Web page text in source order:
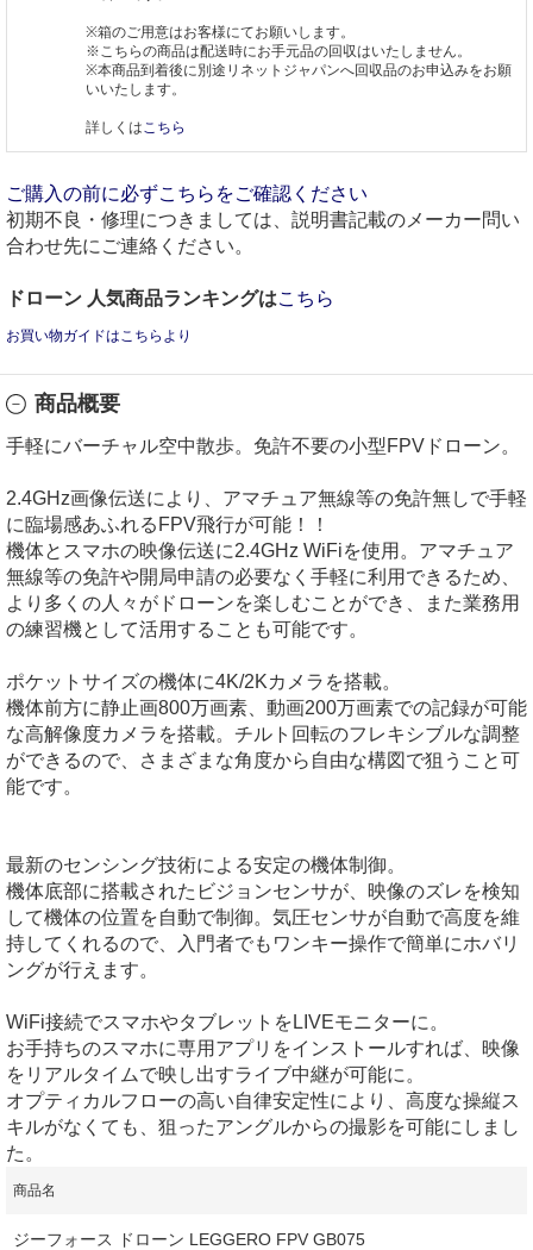
※箱のご用意はお客様にてお願いします。
※こちらの商品は配送時にお手元品の回収はいたしません。
※本商品到着後に別途リネットジャパンへ回収品のお申込みをお願
いいたします。
詳しくはこちら
ご購入の前に必ずこちらをご確認ください
初期不良・修理につきましては、説明書記載のメーカー問い
合わせ先にご連絡ください。
ドローン 人気商品ランキングはこちら
お買い物ガイドはこちらより
商品概要
手軽にバーチャル空中散歩。免許不要の小型FPVドローン。
2.4GHz画像伝送により、アマチュア無線等の免許無しで手軽
に臨場感あふれるFPV飛行が可能！！
機体とスマホの映像伝送に2.4GHz WiFiを使用。アマチュア
無線等の免許や開局申請の必要なく手軽に利用できるため、
より多くの人々がドローンを楽しむことができ、また業務用
の練習機として活用することも可能です。
ポケットサイズの機体に4K/2Kカメラを搭載。
機体前方に静止画800万画素、動画200万画素での記録が可能
な高解像度カメラを搭載。チルト回転のフレキシブルな調整
ができるので、さまざまな角度から自由な構図で狙うこと可
能です。
最新のセンシング技術による安定の機体制御。
機体底部に搭載されたビジョンセンサが、映像のズレを検知
して機体の位置を自動で制御。気圧センサが自動で高度を維
持してくれるので、入門者でもワンキー操作で簡単にホバリ
ングが行えます。
WiFi接続でスマホやタブレットをLIVEモニターに。
お手持ちのスマホに専用アプリをインストールすれば、映像
をリアルタイムで映し出すライブ中継が可能に。
オプティカルフローの高い自律安定性により、高度な操縦ス
キルがなくても、狙ったアングルからの撮影を可能にしまし
た。
商品名
ジーフォース ドローン LEGGERO FPV GB075